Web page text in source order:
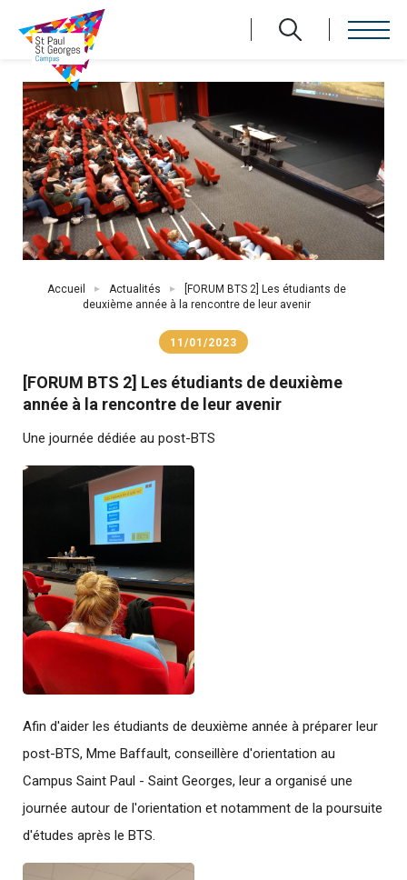
contenu
principal
Accueil Actualités
[FORUM BTS 2] Les étudiants de
deuxième année à la rencontre de leur avenir
11/01/2023
[FORUM BTS 2] Les étudiants de deuxième
année à la rencontre de leur avenir
Une journée dédiée au post-BTS
Afin d'aider les étudiants de deuxième année à préparer leur
post-BTS, Mme Baffault, conseillère d'orientation au
Campus Saint Paul - Saint Georges, leur a organisé une
journée autour de l'orientation et notamment de la poursuite
d'études après le BTS.